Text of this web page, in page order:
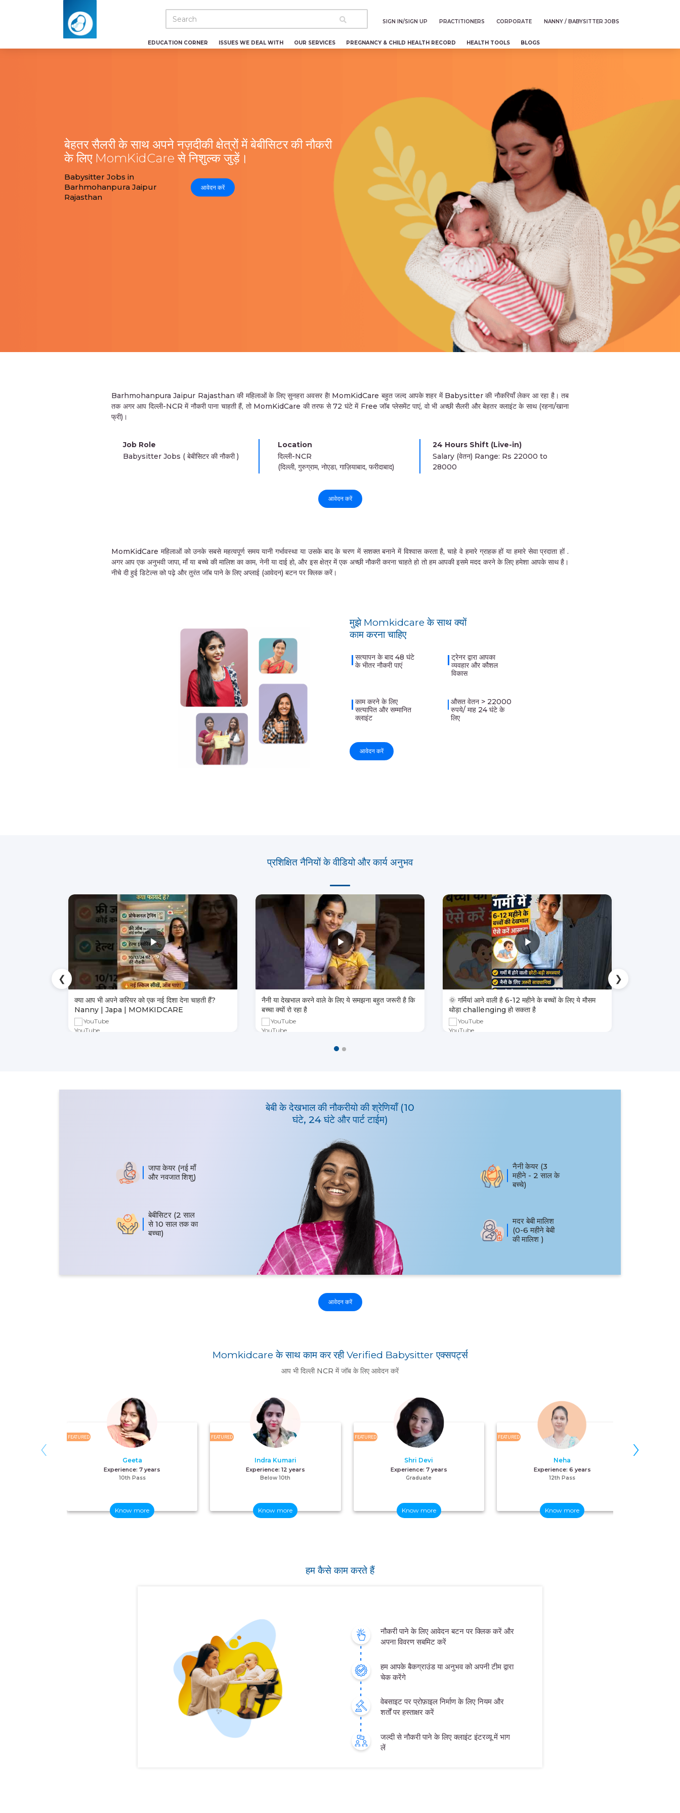
SIGN IN/SIGN UP PRACTITIONERS CORPORATE NANNY / BABYSITTER JOBS
EDUCATION CORNER ISSUES WE DEAL WITH OUR SERVICES PREGNANCY & CHILD HEALTH RECORD HEALTH TOOLS BLOGS
बेहतर सैलरी के साथ अपने नज़दीकी क्षेत्रों में बेबीसिटर की नौकरी
के लिए MomKidCare से निशुल्क जुड़ें।
Babysitter Jobs in
Barhmohanpura Jaipur
Rajasthan
आवेदन करें
Barhmohanpura Jaipur Rajasthan की महिलाओं के लिए सुनहरा अवसर है! MomKidCare बहुत जल्द आपके शहर में Babysitter की नौकरियाँ लेकर आ रहा है। तब
तक अगर आप दिल्ली-NCR में नौकरी पाना चाहती हैं, तो MomKidCare की तरफ से 72 घंटे में Free जॉब प्लेसमेंट पाएं, वो भी अच्छी सैलरी और बेहतर क्लाइंट के साथ (रहना/खाना
फ्री)।
Job Role
Babysitter Jobs ( बेबीसिटर की नौकरी )
Location
दिल्ली-NCR
(दिल्ली, गुरुग्राम, नोएडा, गाज़ियाबाद, फरीदाबाद)
24 Hours Shift (Live-in)
Salary (वेतन) Range: Rs 22000 to
28000
आवेदन करें
MomKidCare महिलाओं को उनके सबसे महत्वपूर्ण समय यानी गर्भावस्था या उसके बाद के चरण में सशक्त बनाने में विश्वास करता है, चाहे वे हमारे ग्राहक हों या हमारे सेवा प्रदाता हों .
अगर आप एक अनुभवी जापा, माँ या बच्चे की मालिश का काम, नेनी या दाई हो, और इस क्षेत्र में एक अच्छी नौकरी करना चाहते हो तो हम आपकी इसमे मदद करने के लिए हमेशा आपके साथ है।
नीचे दी हुई डिटेल्स को पढ़े और तुरंत जॉब पाने के लिए अप्लाई (आवेदन) बटन पर क्लिक करें।
मुझे Momkidcare के साथ क्यों
काम करना चाहिए
सत्यापन के बाद 48 घंटे
के भीतर नौकरी पाएं
ट्रेनर द्वारा आपका
व्यवहार और कौशल
विकास
काम करने के लिए
सत्यापित और सम्मानित
क्लाइंट
औसत वेतन > 22000
रुपये/ माह 24 घंटे के
लिए
आवेदन करें
प्रशिक्षित नैनियों के वीडियो और कार्य अनुभव
क्या आप भी अपने करियर को एक नई दिशा देना चाहती हैं?
Nanny | Japa | MOMKIDCARE
YouTube
नैनी या देखभाल करने वाले के लिए ये समझना बहुत जरूरी है कि
बच्चा क्यों रो रहा है
YouTube
🌞 गर्मियां आने वाली है 6-12 महीने के बच्चों के लिए ये मौसम
थोड़ा challenging हो सकता है
YouTube
❮ ❯
बेबी के देखभाल की नौकरीयो की श्रेणियाँ (10
घंटे, 24 घंटे और पार्ट टाईम)
जापा केयर (नई माँ
और नवजात शिशु)
बेबीसिटर (2 साल
से 10 साल तक का
बच्चा)
नैनी केयर (3
महीने - 2 साल के
बच्चे)
मदर बेबी मालिश
(0-6 महीने बेबी
की मालिश )
आवेदन करें
Momkidcare के साथ काम कर रही Verified Babysitter एक्सपर्ट्स
आप भी दिल्ली NCR में जॉब के लिए आवेदन करें
FEATURED
Geeta
Experience:7 years
10th Pass
Know more
FEATURED
Indra Kumari
Experience: 12 years
Below 10th
Know more
FEATURED
Shri Devi
Experience: 7 years
Graduate
Know more
FEATURED
Neha
Experience: 6 years
12th Pass
Know more
‹ ›
हम कैसे काम करते हैं
नौकरी पाने के लिए आवेदन बटन पर क्लिक करें और
अपना विवरण सबमिट करें
हम आपके बैकग्राउंड या अनुभव को अपनी टीम द्वारा
चेक करेंगे
वेबसाइट पर प्रोफ़ाइल निर्माण के लिए नियम और
शर्तों पर हस्ताक्षर करें
जल्दी से नौकरी पाने के लिए क्लाइंट इंटरव्यू में भाग
लें